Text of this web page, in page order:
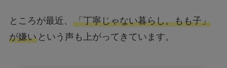
ところが最近、 「丁寧じゃない暮らし。もも子」
が嫌いという声も上がってきています。